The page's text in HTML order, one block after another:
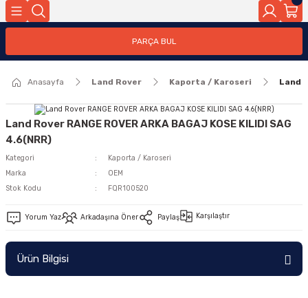
PARÇA BUL
Anasayfa Land Rover Kaporta / Karoseri Land
Land Rover RANGE ROVER ARKA BAGAJ KOSE KILIDI SAG
4.6(NRR)
Kategori
Kaporta / Karoseri
Marka
OEM
Stok Kodu
FQR100520
Yorum Yaz Arkadaşına Öner Paylaş Karşılaştır
Ürün Bilgisi